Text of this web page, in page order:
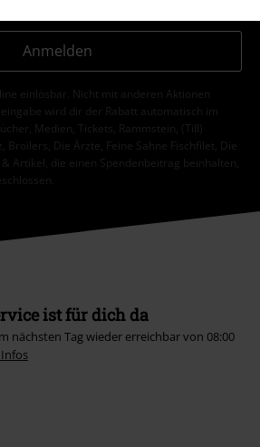
Anmelden
einlösbar. Nicht mit anderen Aktionen
wird dir der Rabatt automatisch im
Medien, Tickets, Rammstein, (Till)
Broilers, Die Ärzte, Feine Sahne Fischfilet, Die
Artikel, die einen Spendenbeitrag beinhalten,
ist für dich da
nächsten Tag wieder erreichbar von 08:00